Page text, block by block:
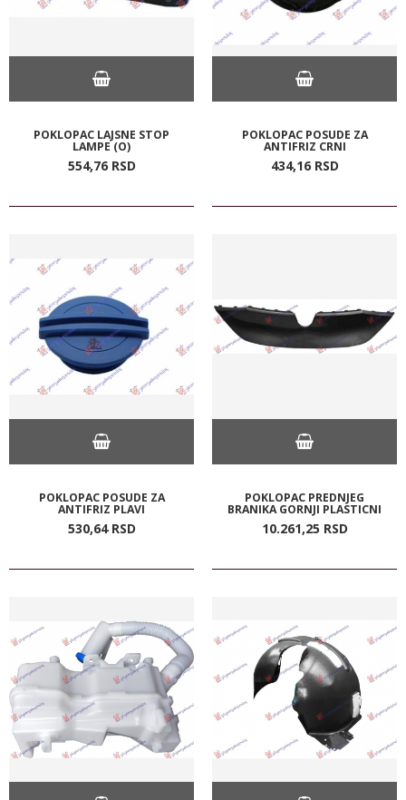
POKLOPAC LAJSNE STOP
LAMPE (O)
554,76 RSD
POKLOPAC POSUDE ZA
ANTIFRIZ CRNI
434,16 RSD
POKLOPAC POSUDE ZA
ANTIFRIZ PLAVI
530,64 RSD
POKLOPAC PREDNJEG
BRANIKA GORNJI PLASTICNI
10.261,25 RSD